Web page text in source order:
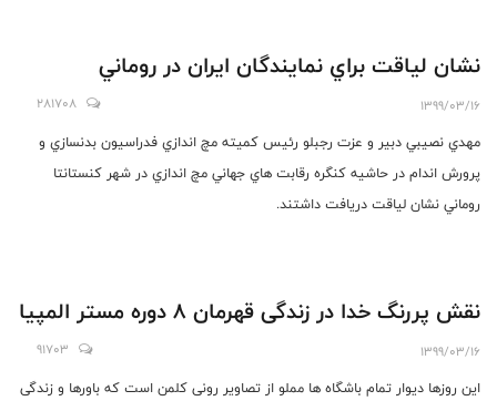
نشان لياقت براي نمايندگان ايران در روماني
1399/03/16
281708
مهدي نصيبي دبير و عزت رجبلو رئيس كميته مچ اندازي فدراسيون بدنسازي و
پرورش اندام در حاشيه كنگره رقابت هاي جهاني مچ اندازي در شهر كنستانتا
روماني نشان لياقت دريافت داشتند.
نقش پررنگ خدا در زندگی قهرمان 8 دوره مستر المپيا
1399/03/16
91703
این روزها دیوار تمام باشگاه ها مملو از تصاویر رونی کلمن است که باورها و زندگی